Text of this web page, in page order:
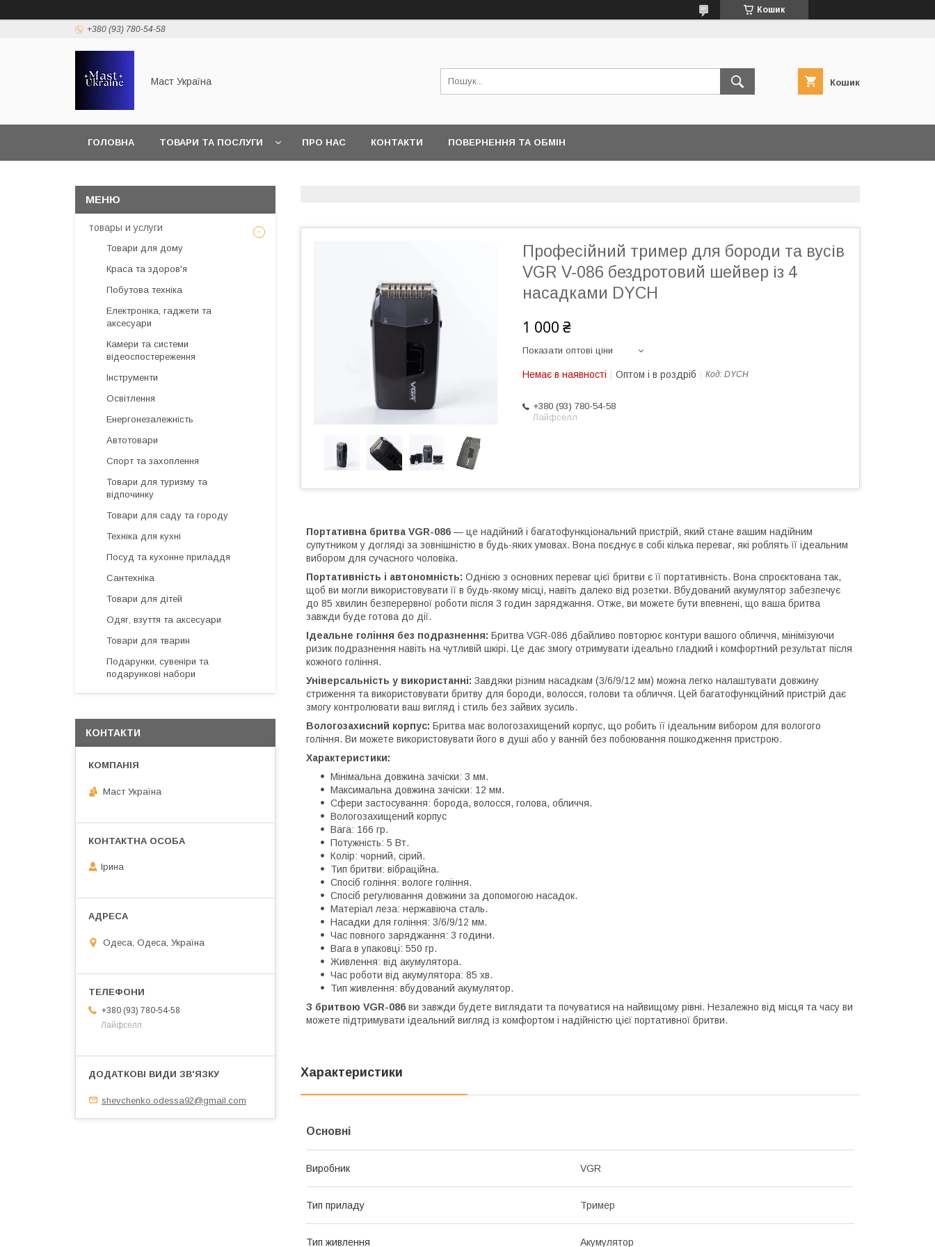
Кошик
+380 (93) 780-54-58
Маст Україна Кошик
ГОЛОВНА ТОВАРИ ТА ПОСЛУГИ ПРО НАС КОНТАКТИ ПОВЕРНЕННЯ ТА ОБМІН
Професійний тример для бороди та вусів
VGR V-086 бездротовий шейвер із 4
насадками DYCH
1 000 ₴
Показати оптові ціни
Немає в наявності Оптом і в роздріб Код: DYCH
+380 (93) 780-54-58
Лайфселл
Портативна бритва VGR-086 — це надійний і багатофункціональний пристрій, який стане вашим надійним
супутником у догляді за зовнішністю в будь-яких умовах. Вона поєднує в собі кілька переваг, які роблять її ідеальним
вибором для сучасного чоловіка.
Портативність і автономність: Однією з основних переваг цієї бритви є її портативність. Вона спроєктована так,
щоб ви могли використовувати її в будь-якому місці, навіть далеко від розетки. Вбудований акумулятор забезпечує
до 85 хвилин безперервної роботи після 3 годин заряджання. Отже, ви можете бути впевнені, що ваша бритва
завжди буде готова до дії.
Ідеальне гоління без подразнення: Бритва VGR-086 дбайливо повторює контури вашого обличчя, мінімізуючи
ризик подразнення навіть на чутливій шкірі. Це дає змогу отримувати ідеально гладкий і комфортний результат після
кожного гоління.
Універсальність у використанні: Завдяки різним насадкам (3/6/9/12 мм) можна легко налаштувати довжину
стриження та використовувати бритву для бороди, волосся, голови та обличчя. Цей багатофункційний пристрій дає
змогу контролювати ваш вигляд і стиль без зайвих зусиль.
Вологозахисний корпус: Бритва має вологозахищений корпус, що робить її ідеальним вибором для вологого
гоління. Ви можете використовувати його в душі або у ванній без побоювання пошкодження пристрою.
Характеристики:
Мінімальна довжина зачіски: 3 мм.
Максимальна довжина зачіски: 12 мм.
Сфери застосування: борода, волосся, голова, обличчя.
Вологозахищений корпус
Вага: 166 гр.
Потужність: 5 Вт.
Колір: чорний, сірий.
Тип бритви: вібраційна.
Спосіб гоління: вологе гоління.
Спосіб регулювання довжини за допомогою насадок.
Матеріал леза: нержавіюча сталь.
Насадки для гоління: 3/6/9/12 мм.
Час повного заряджання: 3 години.
Вага в упаковці: 550 гр.
Живлення: від акумулятора.
Час роботи від акумулятора: 85 хв.
Тип живлення: вбудований акумулятор.
З бритвою VGR-086 ви завжди будете виглядати та почуватися на найвищому рівні. Незалежно від місця та часу ви
можете підтримувати ідеальний вигляд із комфортом і надійністю цієї портативної бритви.
Характеристики
Основні
Виробник VGR
Тип приладу Тример
Тип живлення Акумулятор
товары и услуги
Товари для дому
Краса та здоров'я
Побутова техніка
Електроніка, гаджети та
аксесуари
Камери та системи
відеоспостереження
Інструменти
Освітлення
Енергонезалежність
Автотовари
Спорт та захоплення
Товари для туризму та
відпочинку
Товари для саду та городу
Техніка для кухні
Посуд та кухонне приладдя
Сантехніка
Товари для дітей
Одяг, взуття та аксесуари
Товари для тварин
Подарунки, сувеніри та
подарункові набори
КОНТАКТИ
Маст Україна
Ірина
Одеса, Одеса, Україна
+380 (93) 780-54-58
Лайфселл
shevchenko.odessa92@gmail.com